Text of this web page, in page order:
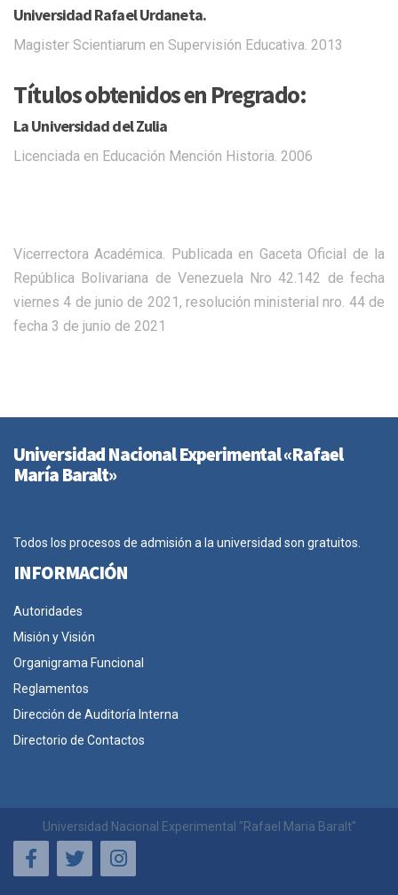
Universidad Rafael Urdaneta.
Magister Scientiarum en Supervisión Educativa. 2013
Títulos obtenidos en Pregrado:
La Universidad del Zulia
Licenciada en Educación Mención Historia. 2006
Vicerrectora Académica. Publicada en GacetaOficial de la
República Bolivariana de Venezuela Nro 42.142 de fecha
viernes 4 de junio de 2021, resolución ministerial nro. 44 de
fecha 3 de junio de 2021
Universidad Nacional Experimental «Rafael
María Baralt»
Todos los procesos de admisión a la universidad son gratuitos.
INFORMACIÓN
Autoridades
Misión y Visión
Organigrama Funcional
Reglamentos
Dirección de Auditoría Interna
Directorio de Contactos
Universidad Nacional Experimental "Rafael Maria Baralt"